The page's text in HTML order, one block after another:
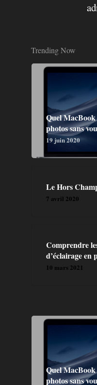
Trending Now
Quel
photos sans
19 juin 2020
Le Hors
7 avril 2020
Comprendre
d’éclairage en
10 mars 2021
Quel
photos sans